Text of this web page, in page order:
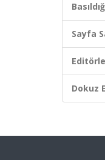
Sayfa
Dokuz